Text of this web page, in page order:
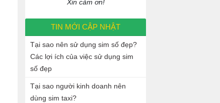
Xin cảm ơn!
TIN MỚI CẬP NHẬT
Tại sao nên sử dụng sim số đẹp?
Các lợi ích của việc sử dụng sim
số đẹp
Tại sao người kinh doanh nên
dùng sim taxi?